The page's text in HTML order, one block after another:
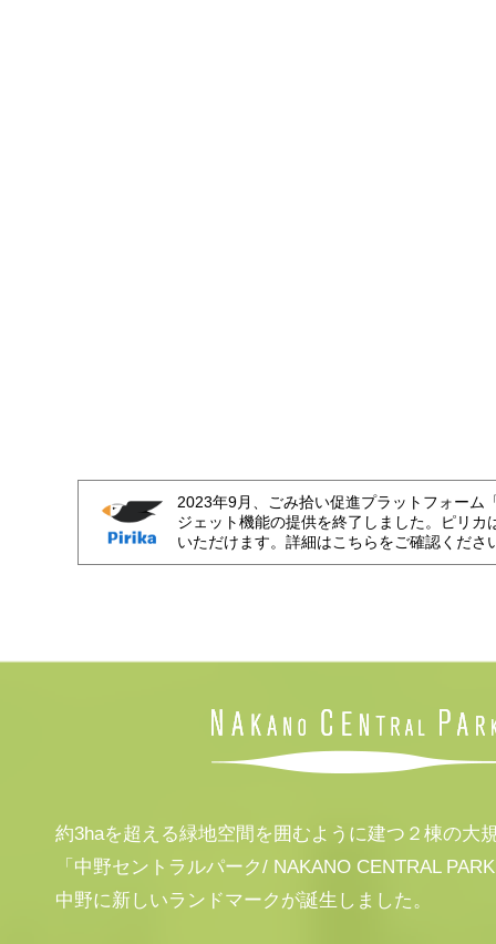
2023年9月、ごみ拾い促進プラットフォーム
ジェット機能の提供を終了しました。ピリカ
いただけます。詳細はこちらをご確認くださ
約3haを超える緑地空間を囲むように建つ２棟の大
「中野セントラルパーク/ NAKANO CENTRAL
中野に新しいランドマークが誕生しました。